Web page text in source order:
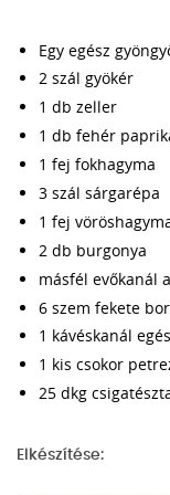
Egy egész
2 szál gyökér
1 db zeller
1 db fehér
1 fej fokhagyma
3 szál sárgarépa
1 fej
2 db burgonya
másfél evőkanál
6 szem fekete
1 kávéskanál
1 kis csokor
25 dkg
Elkészítése: